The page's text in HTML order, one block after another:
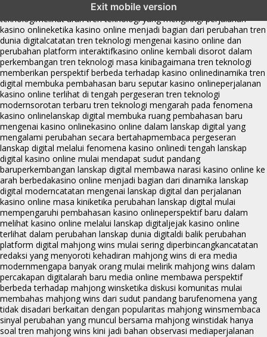
Exit mobile version
kasino online muncul seiring pergeseran tren platform
teknologimelihat arah tren teknologi yang mengiringi perjalanan
kasino onlineketika kasino online menjadi bagian dari perubahan tren
dunia digitalcatatan tren teknologi mengenai kasino online dan
perubahan platform interaktifkasino online kembali disorot dalam
perkembangan tren teknologi masa kinibagaimana tren teknologi
memberikan perspektif berbeda terhadap kasino onlinedinamika tren
digital membuka pembahasan baru seputar kasino onlineperjalanan
kasino online terlihat di tengah pergeseran tren teknologi
modernsorotan terbaru tren teknologi mengarah pada fenomena
kasino onlinelanskap digital membuka ruang pembahasan baru
mengenai kasino onlinekasino online dalam lanskap digital yang
mengalami perubahan secara bertahapmembaca pergeseran
lanskap digital melalui fenomena kasino onlinedi tengah lanskap
digital kasino online mulai mendapat sudut pandang
baruperkembangan lanskap digital membawa narasi kasino online ke
arah berbedakasino online menjadi bagian dari dinamika lanskap
digital moderncatatan mengenai lanskap digital dan perjalanan
kasino online masa kiniketika perubahan lanskap digital mulai
mempengaruhi pembahasan kasino onlineperspektif baru dalam
melihat kasino online melalui lanskap digitaljejak kasino online
terlihat dalam perubahan lanskap dunia digitaldi balik perubahan
platform digital mahjong wins mulai sering diperbincangkancatatan
redaksi yang menyoroti kehadiran mahjong wins di era media
modernmengapa banyak orang mulai melirik mahjong wins dalam
percakapan digitalarah baru media online membawa perspektif
berbeda terhadap mahjong winsketika diskusi komunitas mulai
membahas mahjong wins dari sudut pandang barufenomena yang
tidak disadari berkaitan dengan popularitas mahjong winsmembaca
sinyal perubahan yang muncul bersama mahjong winstidak hanya
soal tren mahjong wins kini jadi bahan observasi mediaperjalanan